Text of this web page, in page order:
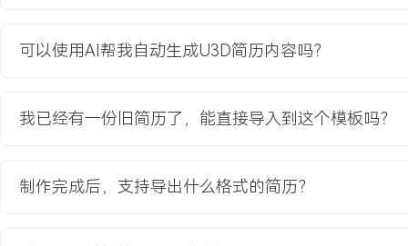
prefab 池化管理，解决超大地图遍历性能瓶颈，将场景切换耗时减
3.战斗系统开发：负责技能系统框架与实时战斗逻辑同步模块，设计
4.资源与内存管理：构建统一的AssetBundle打包、加载与内存监控
自动卸载机制，制定美术资源规范，将游戏安装包体积压缩XXX%，
项目业绩：
可以使用AI帮我自动生成U3D简历内容吗？
我已经有一份旧简历了，能直接导入到这个模板吗？
制作完成后，支持导出什么格式的简历？